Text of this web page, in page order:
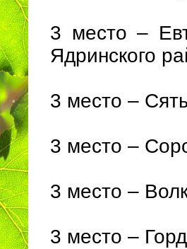
3 место –
Ядринского
3 место –
3 место –
3 место –
3 место –